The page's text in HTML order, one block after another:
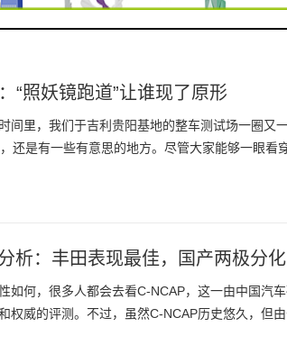
“照妖镜跑道”让谁现了原形
间里，我们于吉利贵阳基地的整车测试场一圈又
还是有一些有意思的地方。尽管大家能够一眼看
析：丰田表现最佳，国产两极分化
如何，很多人都会去看C-NCAP，这一由中国汽
权威的评测。不过，虽然C-NCAP历史悠久，但